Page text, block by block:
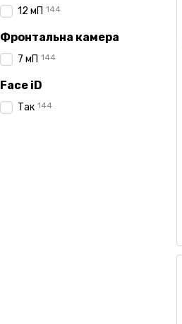
12 мП 144
Фронтальна камера
7 мП 144
Face iD
Так 144